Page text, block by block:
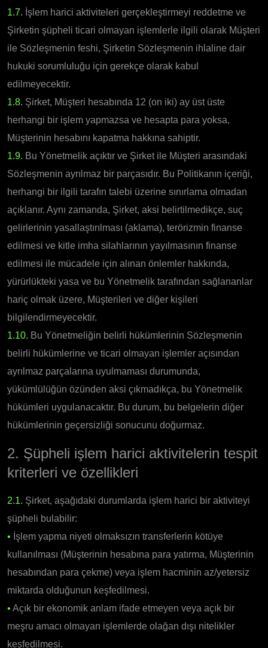
1.7. İşlem harici aktiviteleri gerçekleştirmeyi reddetme ve
Şirketin şüpheli ticari olmayan işlemlerle ilgili olarak Müşteri
ile Sözleşmenin feshi, Şirketin Sözleşmenin ihlaline dair
hukuki sorumluluğu için gerekçe olarak kabul
edilmeyecektir.
1.8. Şirket, Müşteri hesabında 12 (on iki) ay üst üste
herhangi bir işlem yapmazsa ve hesapta para yoksa,
Müşterinin hesabını kapatma hakkına sahiptir.
1.9. Bu Yönetmelik açıktır ve Şirket ile Müşteri arasındaki
Sözleşmenin ayrılmaz bir parçasıdır. Bu Politikanın içeriği,
herhangi bir ilgili tarafın talebi üzerine sınırlama olmadan
açıklanır. Aynı zamanda, Şirket, aksi belirtilmedikçe, suç
gelirlerinin yasallaştırılması (aklama), terörizmin finanse
edilmesi ve kitle imha silahlarının yayılmasının finanse
edilmesi ile mücadele için alınan önlemler hakkında,
yürürlükteki yasa ve bu Yönetmelik tarafından sağlananlar
hariç olmak üzere, Müşterileri ve diğer kişileri
bilgilendirmeyecektir.
1.10. Bu Yönetmeliğin belirli hükümlerinin Sözleşmenin
belirli hükümlerine ve ticari olmayan işlemler açısından
ayrılmaz parçalarına uyulmaması durumunda,
yükümlülüğün özünden aksi çıkmadıkça, bu Yönetmelik
hükümleri uygulanacaktır. Bu durum, bu belgelerin diğer
hükümlerinin geçersizliği sonucunu doğurmaz.
2. Şüpheli işlem harici aktivitelerin tespit
kriterleri ve özellikleri
2.1. Şirket, aşağıdaki durumlarda işlem harici bir aktiviteyi
şüpheli bulabilir:
• İşlem yapma niyeti olmaksızın transferlerin kötüye
kullanılması (Müşterinin hesabına para yatırma, Müşterinin
hesabından para çekme) veya işlem hacminin az/yetersiz
miktarda olduğunun keşfedilmesi.
• Açık bir ekonomik anlam ifade etmeyen veya açık bir
meşru amacı olmayan işlemlerde olağan dışı nitelikler
keşfedilmesi.